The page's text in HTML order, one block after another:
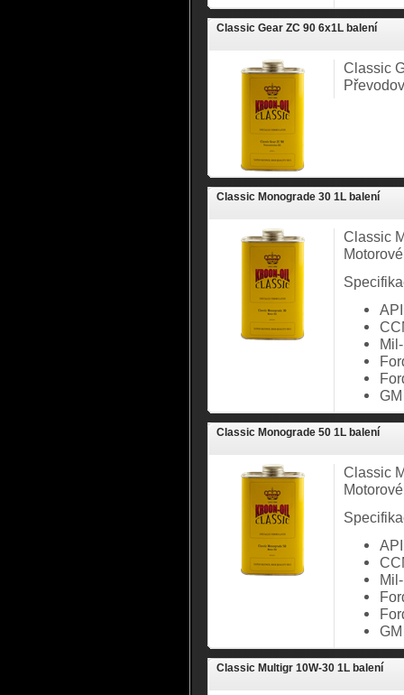
Classic Gear ZC 90 6x1L balení
Classic
Classic Monograde 30 1L balení
Classic
Classic Monograde 50 1L balení
Classic
Classic Multigr 10W-30 1L balení